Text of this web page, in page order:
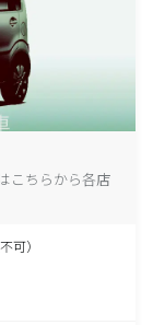
こちらから各店
）